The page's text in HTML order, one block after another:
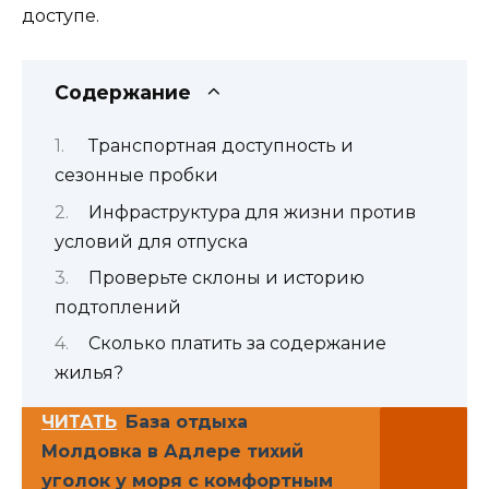
доступе.
Содержание
Транспортная доступность и
сезонные пробки
Инфраструктура для жизни против
условий для отпуска
Проверьте склоны и историю
подтоплений
Сколько платить за содержание
жилья?
ЧИТАТЬ База отдыха
Молдовка в Адлере тихий
уголок у моря с комфортным